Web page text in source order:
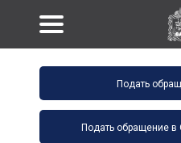
Подать
Подать обращение